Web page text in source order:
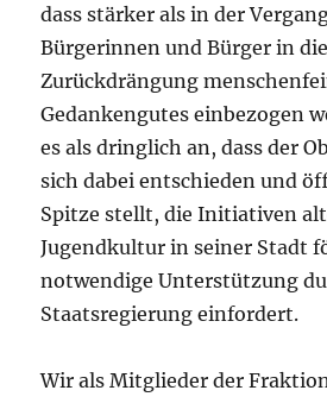
dass stärker als in der
Bürgerinnen und Bürger in
Zurückdrängung
Gedankengutes einbezogen
es als dringlich an, dass der
sich dabei entschieden und
Spitze stellt, die Initiativen
Jugendkultur in seiner Stadt
notwendige Unterstützung
Staatsregierung einfordert.
Wir als Mitglieder der